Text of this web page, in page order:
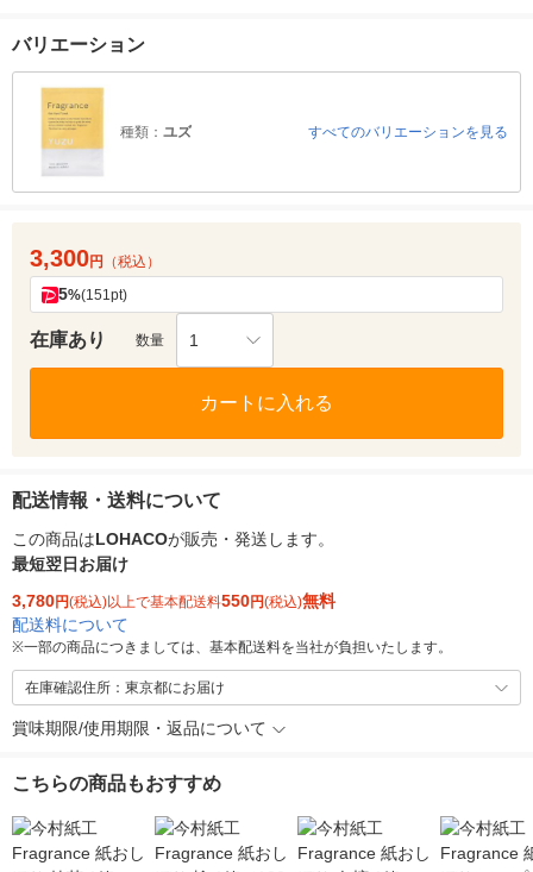
バリエーション
種類： ユズ すべてのバリエーションを見る
3,300円 （税込）
5%(151pt)
在庫あり 数量 1
カートに入れる
配送情報・送料について
この商品はLOHACOが販売・発送します。
最短翌日お届け
3,780円(税込)以上で基本配送料550円(税込)無料
配送料について
※一部の商品につきましては、基本配送料を当社が負担いたします。
在庫確認住所：東京都にお届け
賞味期限/使用期限・返品について
こちらの商品もおすすめ